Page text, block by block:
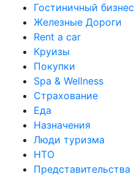
Гостиничный бизнес
Железные Дороги
Rent a car
Круизы
Покупки
Spa & Wellness
Страхование
Еда
Назначения
Люди туризма
НТО
Представительства